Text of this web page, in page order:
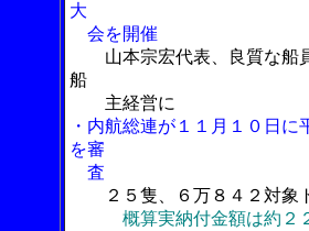
大
会を開催
山本宗宏代表、良質な船
船
主経営に
・内航総連が１１月１０日
を審
査
２５隻、６万８４２対象
概算実納付金額は約２